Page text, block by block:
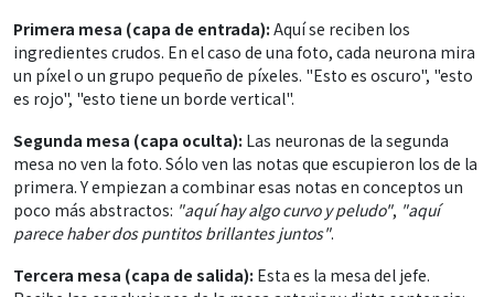
Primera mesa (capa de entrada): Aquí se reciben los
ingredientes crudos. En el caso de una foto, cada neurona mira
un píxel o un grupo pequeño de píxeles. "Esto es oscuro", "esto
es rojo", "esto tiene un borde vertical".
Segunda mesa (capa oculta): Las neuronas de la segunda
mesa no ven la foto. Sólo ven las notas que escupieron los de la
primera. Y empiezan a combinar esas notas en conceptos un
poco más abstractos: "aquí hay algo curvo y peludo", "aquí
parece haber dos puntitos brillantes juntos".
Tercera mesa (capa de salida): Esta es la mesa del jefe.